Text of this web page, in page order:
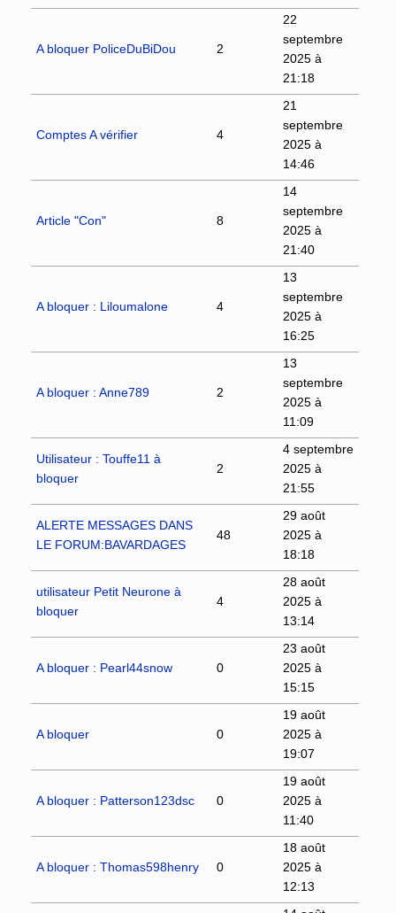
A bloquer PoliceDuBiDou 2
22
septembre
2025 à
21:18
Comptes A vérifier 4
21
septembre
2025 à
14:46
Article "Con" 8
14
septembre
2025 à
21:40
A bloquer : Liloumalone 4
13
septembre
2025 à
16:25
A bloquer : Anne789 2
13
septembre
2025 à
11:09
Utilisateur : Touffe11 à
bloquer
2
4 septembre
2025 à
21:55
ALERTE MESSAGES DANS
LE FORUM:BAVARDAGES
48
29 août
2025 à
18:18
utilisateur Petit Neurone à
bloquer
4
28 août
2025 à
13:14
A bloquer : Pearl44snow 0
23 août
2025 à
15:15
A bloquer 0
19 août
2025 à
19:07
A bloquer : Patterson123dsc 0
19 août
2025 à
11:40
A bloquer : Thomas598henry 0
18 août
2025 à
12:13